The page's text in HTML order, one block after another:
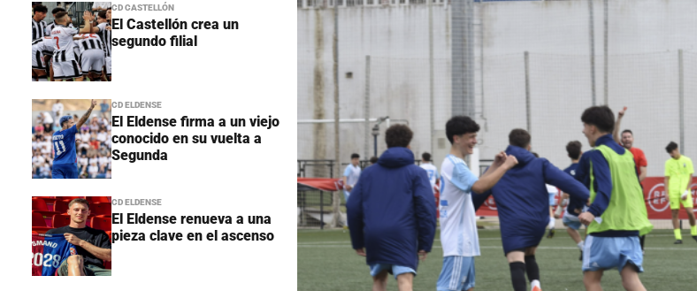
CD CASTELLÓN
El Castellón crea un
segundo filial
CD ELDENSE
El Eldense firma a un viejo
conocido en su vuelta a
Segunda
CD ELDENSE
El Eldense renueva a una
pieza clave en el ascenso